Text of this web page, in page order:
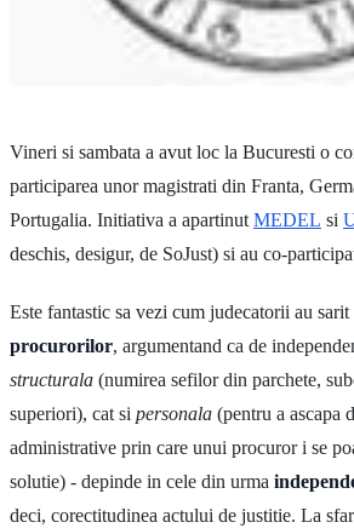
Vineri si sambata a avut loc la Bucuresti o
participarea unor magistrati din Franta,
Portugalia. Initiativa a apartinut MEDEL si
deschis, desigur, de SoJust) si au co-
Este fantastic sa vezi cum judecatorii au sarit
procurorilor, argumentand ca de
structurala (numirea sefilor din parchete,
superiori), cat si personala (pentru a ascapa
administrative prin care unui procuror i se
solutie) - depinde in cele din urma
deci, corectitudinea actului de justitie. La